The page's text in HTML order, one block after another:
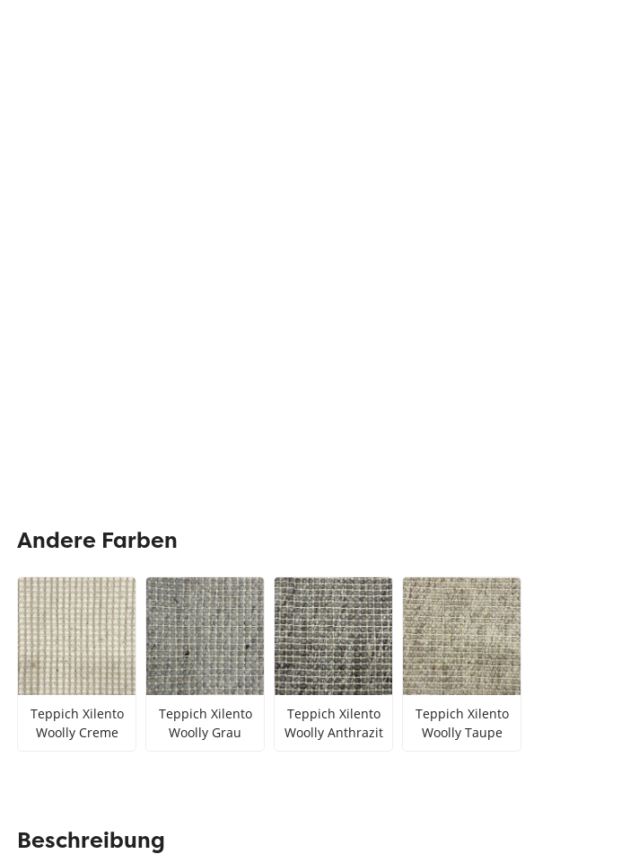
Andere Farben
Teppich Xilento
Woolly Creme
Teppich Xilento
Woolly Grau
Teppich Xilento
Woolly Anthrazit
Teppich Xilento
Woolly Taupe
Beschreibung